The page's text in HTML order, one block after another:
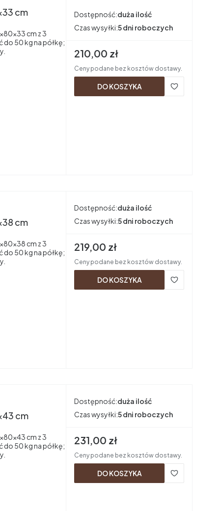
cm
cm z 3
do 50 kg na półkę;
Dostępność:duża ilość
Czas wysyłki:5 dni roboczych
Cena brutto
210,00 zł
Ceny podane bez kosztów dostawy.
DO KOSZYKA
cm
cm z 3
do 50 kg na półkę;
Dostępność:duża ilość
Czas wysyłki:5 dni roboczych
Cena brutto
219,00 zł
Ceny podane bez kosztów dostawy.
DO KOSZYKA
cm
cm z 3
do 50 kg na półkę;
Dostępność:duża ilość
Czas wysyłki:5 dni roboczych
Cena brutto
231,00 zł
Ceny podane bez kosztów dostawy.
DO KOSZYKA